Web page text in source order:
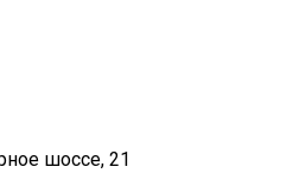
шоссе, 21